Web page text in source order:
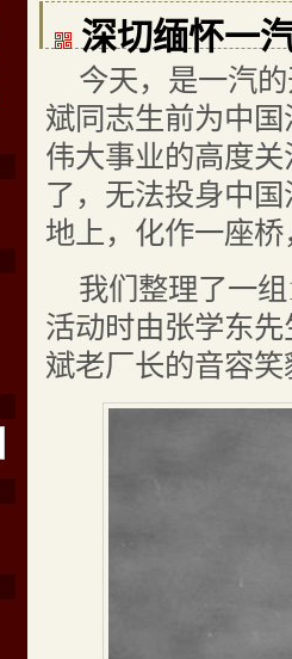
深切缅怀一
今天，是一汽
斌同志生前为中
伟大事业的高度
了，无法投身中
地上，化作一座
我们整理了一
活动时由张学东
斌老厂长的音容